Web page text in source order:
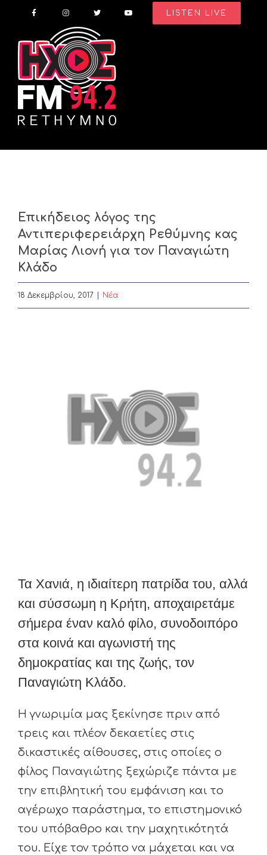
content
LISTEN LIVE
Επικήδειος λόγος της
Αντιπεριφερειάρχη Ρεθύμνης κας
Μαρίας Λιονή για τον Παναγιώτη
Κλάδο
18 Δεκεμβρίου, 2017 Nέα
Τα Χανιά, η ιδιαίτερη πατρίδα του, αλλά
και σύσσωμη η Κρήτη, αποχαιρετάμε
σήμερα έναν καλό φίλο, συνοδοιπόρο
στα κοινά και αγωνιστή της
δημοκρατίας και της ζωής, τον
Παναγιώτη Κλάδο.
Η γνωριμία μας ξεκίνησε πριν από
τρεις και πλέον δεκαετίες στις
δικαστικές αίθουσες, στις οποίες ο
φίλος Παναγιώτης ξεχώριζε πάντα με
την επιβλητική του εμφάνιση και το
αγέρωχο παράστημα, το επιστημονικό
του υπόβαθρο και την μαχητικότητά
του. Είχε τον τρόπο να μάχεται και να